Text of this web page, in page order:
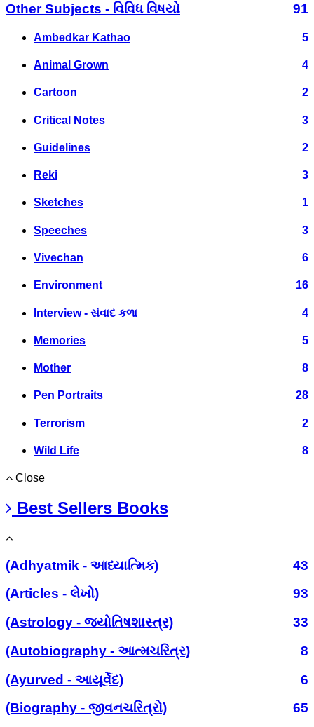
Other Subjects - વિવિધ વિષયો
91
Ambedkar Kathao 5
Animal Grown 4
Cartoon 2
Critical Notes 3
Guidelines 2
Reki 3
Sketches 1
Speeches 3
Vivechan 6
Environment 16
Interview - સંવાદ કળા 4
Memories 5
Mother 8
Pen Portraits 28
Terrorism 2
Wild Life 8
Close
Best Sellers Books
(Adhyatmik - આધ્યાત્મિક)
43
(Articles - લેખો)
93
(Astrology - જ્યોતિષશાસ્ત્ર)
33
(Autobiography - આત્મચરિત્ર)
8
(Ayurved - આયૂર્વેદ)
6
(Biography - જીવનચરિત્રો)
65